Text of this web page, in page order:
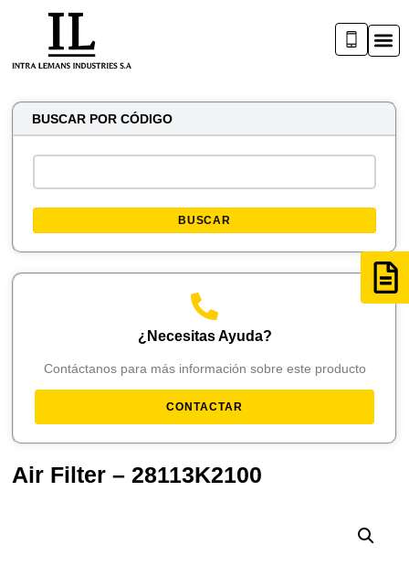
BUSCAR POR CÓDIGO
BUSCAR
¿Necesitas Ayuda?
Contáctanos para más información sobre este producto
CONTACTAR
Air Filter – 28113K2100